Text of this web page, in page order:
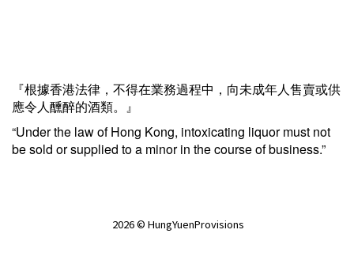
『根據香港法律，不得在業務過程中，向未成年人售賣或供
應令人醺醉的酒類。』
“Under the law of Hong Kong, intoxicating liquor must not
be sold or supplied to a minor in the course of business.”
2026 © HungYuenProvisions